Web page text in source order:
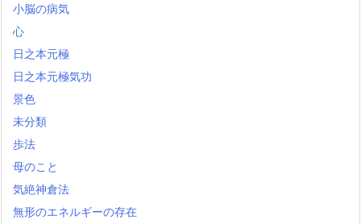
小脳の病気
心
日之本元極
日之本元極気功
景色
未分類
歩法
母のこと
気絶神倉法
無形のエネルギーの存在